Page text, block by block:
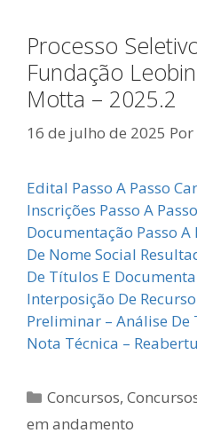
Processo
Fundação
Motta – 2025.2
16 de julho de 2025 Por
Edital Passo A Passo
Inscrições Passo A
Documentação Passo
De Nome Social
De Títulos E
Interposição De
Preliminar – Análise
Nota Técnica –
Categorias
Concursos,
em andamento